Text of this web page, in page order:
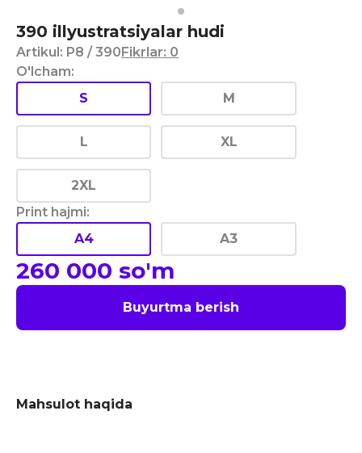
390 illyustratsiyalar hudi
Artikul: P8 / 390Fikrlar: 0
O'lcham:
S
M
L XL
2XL
Print hajmi:
A4
A3
260 000 so'm
Buyurtma berish
Mahsulot haqida